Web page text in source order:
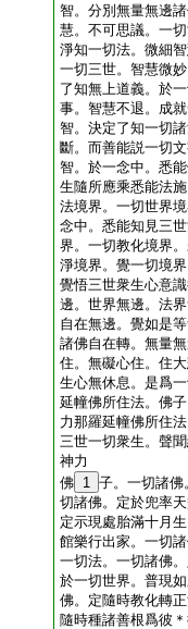
智。分別無量無邊
慧。不可思議。一
淨知一切法。微細
一切三世。智慧微
了知無上道義。於
事。智慧不退。成
智。決定了知一切
斷。而善能説一切
智。於一念中。悉
生隨所應乘悉能法
法境界。一切世界
念中。悉能知見三
界。一切教化境界
淨境界。覺一切境
覺悟三世衆生心意
邊。世界無邊。法
自在無邊。覺如是
諸佛自在轉。無量
住。無礙心住。住
生心無休息。是爲
延幢佛所住法。佛
力那羅延幢佛所住
三世一切衆生。聲
神力
佛 1 子。一切諸佛
切諸佛。定於兜率
定示現處胎滿十月
館樂行出家。一切
一切法。一切諸佛
於一切世界。普現
佛。定隨時教化轉
隨時種諸善根爲彼